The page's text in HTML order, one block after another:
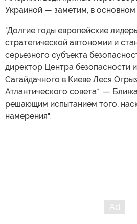
Украиной — заметим, в
"Долгие годы европейские
стратегической автономии и
серьезного субъекта
директор Центра безопасности
Сагайдачного в Киеве Леся
Атлантического совета*. —
решающим испытанием того,
намерения".